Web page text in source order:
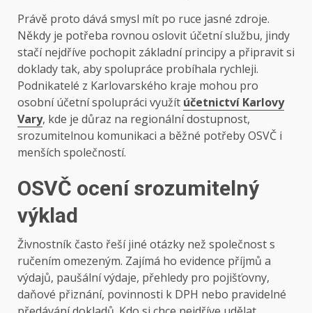
Právě proto dává smysl mít po ruce jasné zdroje.
Někdy je potřeba rovnou oslovit účetní službu, jindy
stačí nejdříve pochopit základní principy a připravit si
doklady tak, aby spolupráce probíhala rychleji.
Podnikatelé z Karlovarského kraje mohou pro
osobní účetní spolupráci využít účetnictví Karlovy
Vary, kde je důraz na regionální dostupnost,
srozumitelnou komunikaci a běžné potřeby OSVČ i
menších společností.
OSVČ ocení srozumitelný
výklad
Živnostník často řeší jiné otázky než společnost s
ručením omezeným. Zajímá ho evidence příjmů a
výdajů, paušální výdaje, přehledy pro pojišťovny,
daňové přiznání, povinnosti k DPH nebo pravidelné